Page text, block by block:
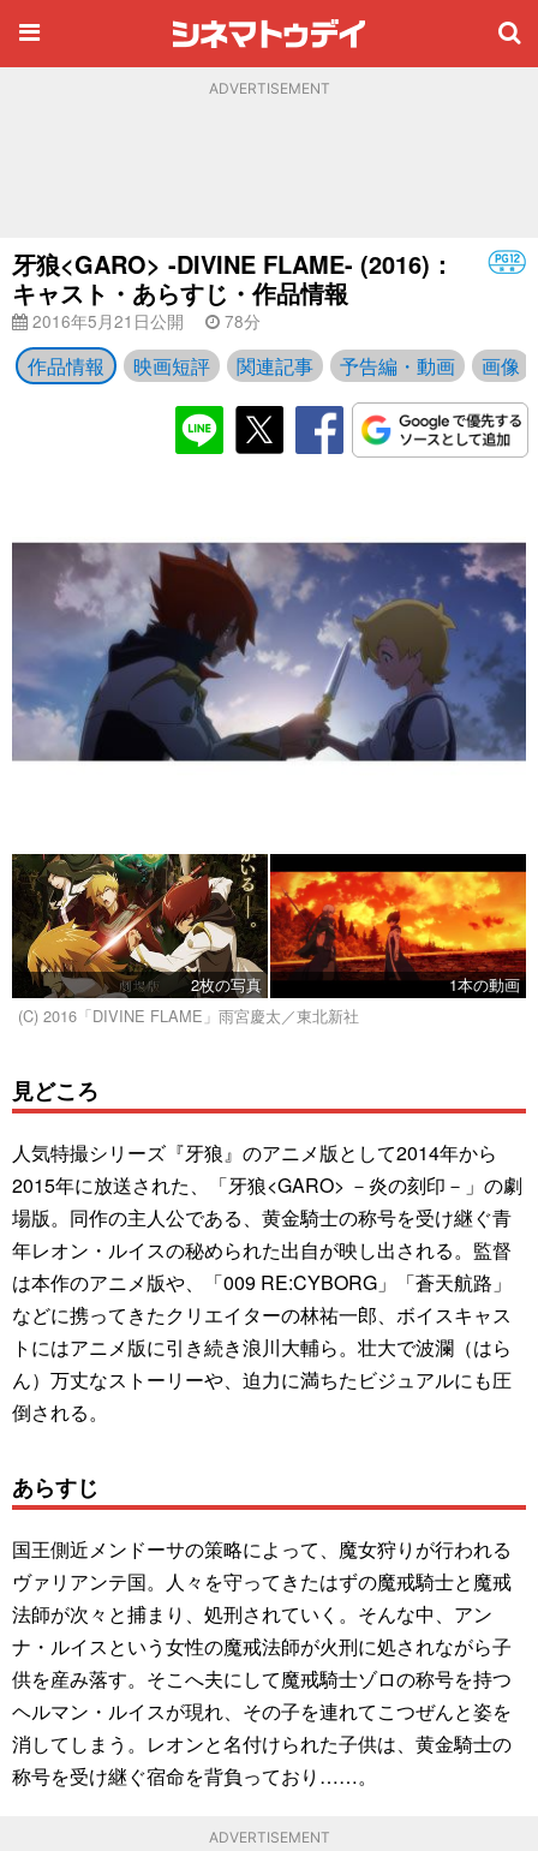
ADVERTISEMENT
牙狼<GARO> -DIVINE FLAME- (2016)：
キャスト・あらすじ・作品情報
2016年5月21日公開 78分
作品情報 映画短評 関連記事 予告編・動画 画像
2枚の写真
1本の動画
(C) 2016「DIVINE FLAME」雨宮慶太／東北新社
見どころ
人気特撮シリーズ『牙狼』のアニメ版として2014年から
2015年に放送された、「牙狼<GARO> －炎の刻印－」の劇
場版。同作の主人公である、黄金騎士の称号を受け継ぐ青
年レオン・ルイスの秘められた出自が映し出される。監督
は本作のアニメ版や、「009 RE:CYBORG」「蒼天航路」
などに携ってきたクリエイターの林祐一郎、ボイスキャス
トにはアニメ版に引き続き浪川大輔ら。壮大で波瀾（はら
ん）万丈なストーリーや、迫力に満ちたビジュアルにも圧
倒される。
あらすじ
国王側近メンドーサの策略によって、魔女狩りが行われる
ヴァリアンテ国。人々を守ってきたはずの魔戒騎士と魔戒
法師が次々と捕まり、処刑されていく。そんな中、アン
ナ・ルイスという女性の魔戒法師が火刑に処されながら子
供を産み落す。そこへ夫にして魔戒騎士ゾロの称号を持つ
ヘルマン・ルイスが現れ、その子を連れてこつぜんと姿を
消してしまう。レオンと名付けられた子供は、黄金騎士の
称号を受け継ぐ宿命を背負っており……。
ADVERTISEMENT